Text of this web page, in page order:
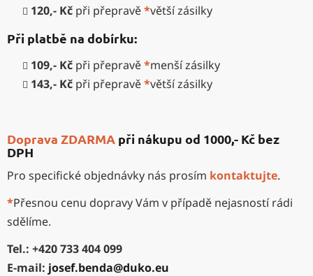
120,- Kč při přepravě*větší zásilky
Při platbě na dobírku:
109,- Kč při přepravě*menší zásilky
143,- Kč při přepravě*větší zásilky
Doprava ZDARMA při nákupu od 1000,- Kč bez
DPH
Pro specifické objednávky nás prosím kontaktujte.
*Přesnou cenu dopravy Vám v případě nejasností rádi
sdělíme.
Tel.: +420 733 404 099
E-mail: josef.benda@duko.eu